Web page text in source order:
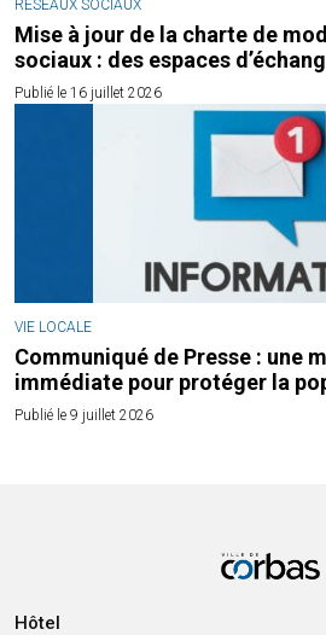
RÉSEAUX SOCIAUX
Mise à jour de la charte de
sociaux : des espaces
Publié le 16 juillet 2026
VIE LOCALE
Communiqué de Presse : une
immédiate pour protéger la
Publié le 9 juillet 2026
Hôtel